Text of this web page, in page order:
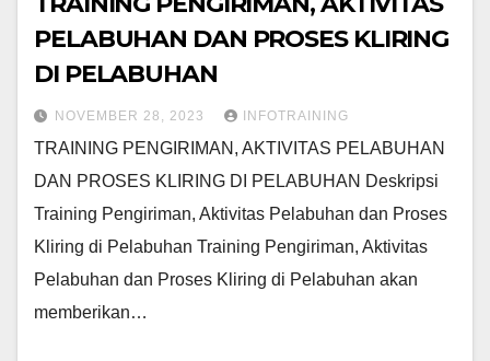
PELABUHAN DAN PROSES KLIRING
DI PELABUHAN
NOVEMBER 28, 2023 INFOTRAINING
TRAINING PENGIRIMAN, AKTIVITAS PELABUHAN
DAN PROSES KLIRING DI PELABUHAN Deskripsi
Training Pengiriman, Aktivitas Pelabuhan dan Proses
Kliring di Pelabuhan Training Pengiriman, Aktivitas
Pelabuhan dan Proses Kliring di Pelabuhan akan
memberikan…